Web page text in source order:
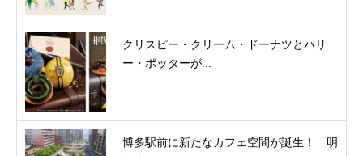
クリスピー・クリーム・ドーナツとハリ
ー・ポッターが...
博多駅前に新たなカフェ空間が誕生！「明